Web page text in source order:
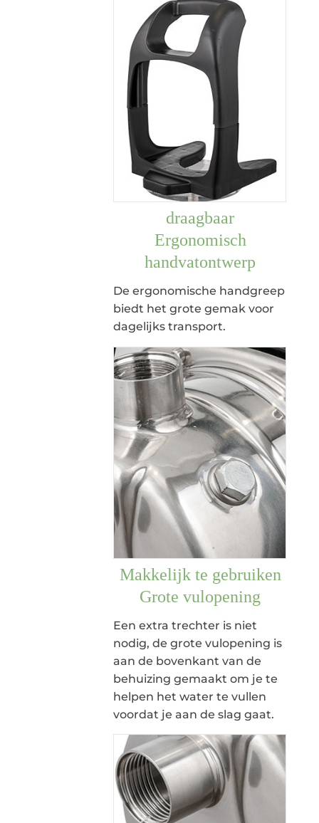
draagbaar
Ergonomisch
handvatontwerp
De ergonomische handgreep
biedt het grote gemak voor
dagelijks transport.
Makkelijk te gebruiken
Grote vulopening
Een extra trechter is niet
nodig, de grote vulopening is
aan de bovenkant van de
behuizing gemaakt om je te
helpen het water te vullen
voordat je aan de slag gaat.